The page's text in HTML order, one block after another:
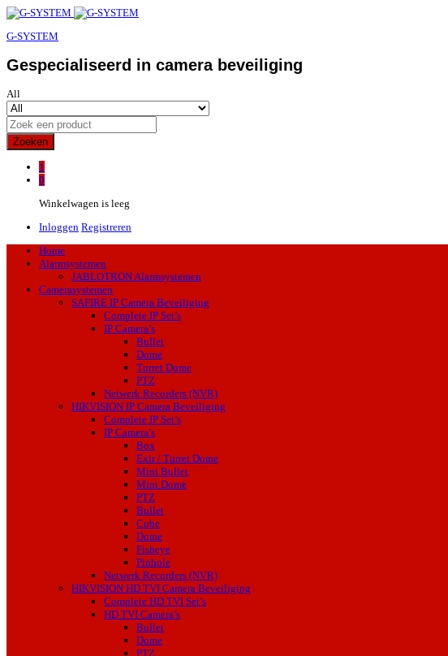
G-SYSTEM
Gespecialiseerd in camera beveiliging
All
Zoeken
1
0
Winkelwagen is leeg
Inloggen Registreren
Home
Alarmsystemen
JABLOTRON Alarmsystemen
Camerasystemen
SAFIRE IP Camera Beveiliging
Complete IP Set’s
IP Camera’s
Bullet
Dome
Turret Dome
PTZ
Netwerk Recorders (NVR)
HIKVISION IP Camera Beveiliging
Complete IP Set’s
IP Camera’s
Box
Exir / Turret Dome
Mini Bullet
Mini Dome
PTZ
Bullet
Cube
Dome
Fisheye
Pinhole
Netwerk Recorders (NVR)
HIKVISION HD TVI Camera Beveiliging
Complete HD TVI Set’s
HD TVI Camera’s
Bullet
Dome
PTZ